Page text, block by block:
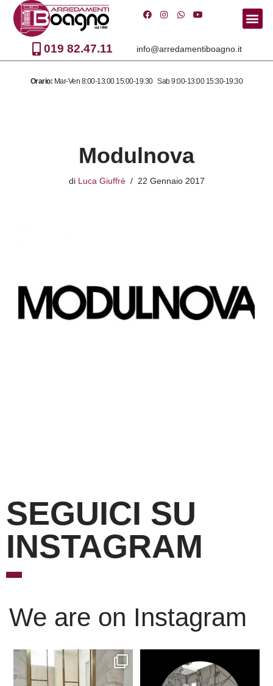
Vai
contenuto
019 82.47.11 info@arredamentiboagno.it
Orario: Mar-Ven 8:00-13:00 15:00-19:30 Sab 9:00-13:00 15:30-19:30
Modulnova
di Luca Giuffrè 22 Gennaio 2017
SEGUICI SU
INSTAGRAM
We are on Instagram
Scopri l’eleganza senza
tempo delle porte ...
È ora di andare a dormire..
Niente di meglio di